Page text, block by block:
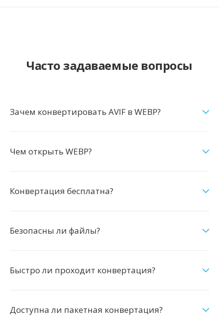
Часто задаваемые вопросы
Зачем конвертировать AVIF в WEBP?
Чем открыть WEBP?
Конвертация бесплатна?
Безопасны ли файлы?
Быстро ли проходит конвертация?
Доступна ли пакетная конвертация?